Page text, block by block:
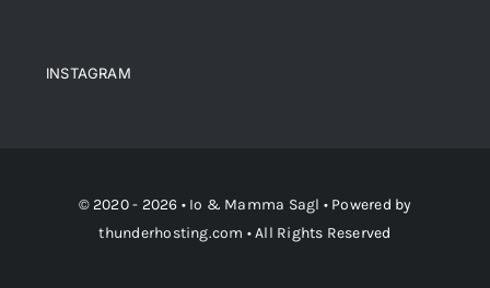
INSTAGRAM
© 2020 - 2026 • Io & Mamma Sagl • Powered by
thunderhosting.com • All Rights Reserved